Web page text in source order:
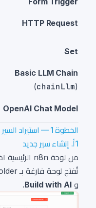
HTTP Request
Set
Basic LLM Chain
(chainLlm)
OpenAI Chat Model
الخطوة 1 — استيراد السير
1أ. إنشاء سير جديد
من لوحة n8n الرئيسية اضغط
تُفتح لوحة فارغة بـ placeholder-ين:
و Build with AI
.